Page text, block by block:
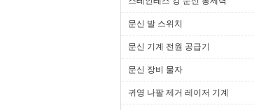
문신 발 스위치
문신 기계 전원 공급기
문신 장비 물자
귀영 나팔 제거 레이저 기계